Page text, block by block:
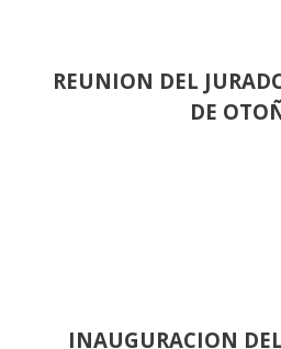
REUNION DEL
DE
INAUGURACION